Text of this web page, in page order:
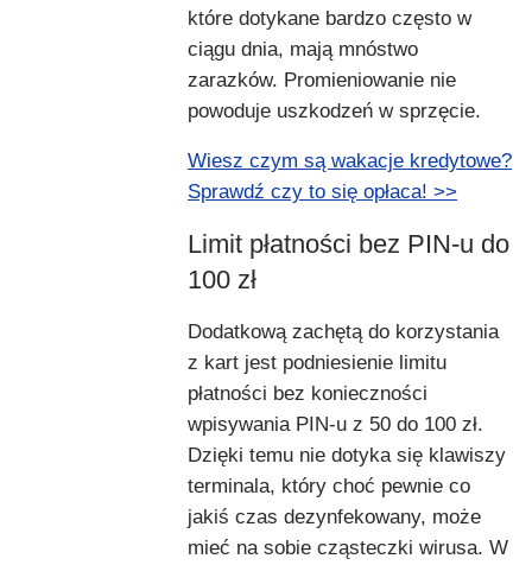
które dotykane bardzo często w
ciągu dnia, mają mnóstwo
zarazków. Promieniowanie nie
powoduje uszkodzeń w sprzęcie.
Wiesz czym są wakacje kredytowe?
Sprawdź czy to się opłaca! >>
Limit płatności bez PIN-u do
100 zł
Dodatkową zachętą do korzystania
z kart jest podniesienie limitu
płatności bez konieczności
wpisywania PIN-u z 50 do 100 zł.
Dzięki temu nie dotyka się klawiszy
terminala, który choć pewnie co
jakiś czas dezynfekowany, może
mieć na sobie cząsteczki wirusa. W